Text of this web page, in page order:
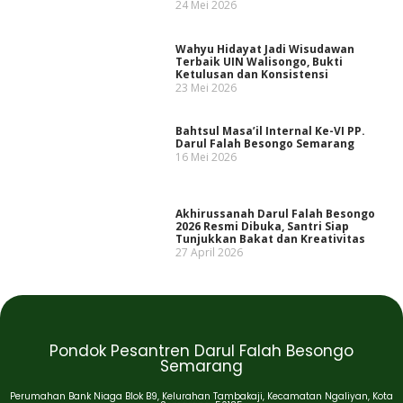
24 Mei 2026
Wahyu Hidayat Jadi Wisudawan
Terbaik UIN Walisongo, Bukti
Ketulusan dan Konsistensi
23 Mei 2026
Bahtsul Masa’il Internal Ke-VI PP.
Darul Falah Besongo Semarang
16 Mei 2026
Akhirussanah Darul Falah Besongo
2026 Resmi Dibuka, Santri Siap
Tunjukkan Bakat dan Kreativitas
27 April 2026
Pondok Pesantren Darul Falah Besongo
Semarang
Perumahan Bank Niaga Blok B9, Kelurahan Tambakaji, Kecamatan Ngaliyan, Kota